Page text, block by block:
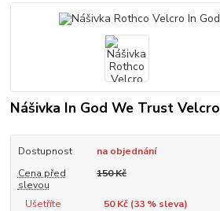
Nášivka In God We Trust Velcro
Dostupnost
na objednání
Cena před
slevou
150 Kč
Ušetříte 50 Kč (33% sleva)